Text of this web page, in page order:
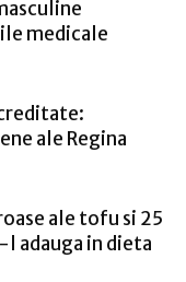
medicale
ale Regina
ale tofu si 25
adauga in dieta